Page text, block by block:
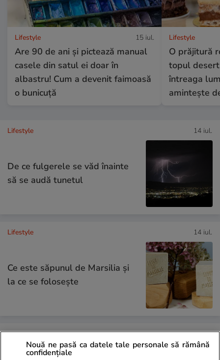
Lifestyle 15 iul.
Are 90 de ani și pictează manual
casele din satul ei doar în
albastru! Cum a devenit faimoasă
o bunicuță
Lifestyle
O prăjitură
topul
întreaga
amintește
Lifestyle 14 iul.
De ce fulgerele se văd înainte
să se audă tunetul
Lifestyle 14 iul.
Ce este săpunul de Marsilia și
la ce se folosește
Lifestyle 11 iul.
Nouă ne pasă ca datele tale personale să rămână
confidențiale